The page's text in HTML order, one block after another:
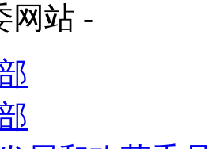
网站 -